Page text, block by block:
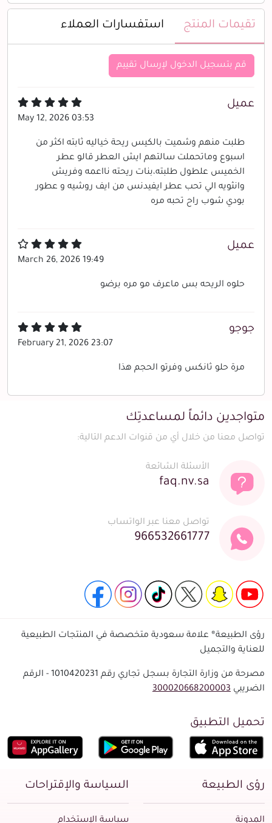
تقيمات المنتج استفسارات العملاء
قم بتسجيل الدخول لإرسال تقييم
عميل
May 12, 2026 03:53
طلبت منهم وشميت بالكيس ريحة خياليه ثابته اكثر من
اسبوع وماتحملت سالتهم ايش العطر قالو عطر
الخميس علطول طلبته،بنات ريحته نااعمه وفريش
وانثويه الي تحب عطر ايفيدنس من ايف روشيه و عطور
بودي شوب راح تحبه مره
عميل
March 26, 2026 19:49
حلوه الريحه بس ماعرف مو مره برضو
جوجو
February 21, 2026 23:07
مرة حلو ثانكس وفرتو الحجم هذا
متواجدين دائماً لمساعدتِك
تواصل معنا من خلال أي من قنوات الدعم التالية:
الأسئلة الشائعة
faq.nv.sa
تواصل معنا عبر الواتساب
966532661777
رؤى الطبيعة® علامة سعودية متخصصة في المنتجات الطبيعية
للعناية والتجميل
مصرحة من وزارة التجارة بسجل تجاري رقم 1010420231 - الرقم
الضريبي 300020668200003
تحميل التطبيق
رؤى الطبيعة
المدونة
السياسة والإقتراحات
سياسة الإستخدام